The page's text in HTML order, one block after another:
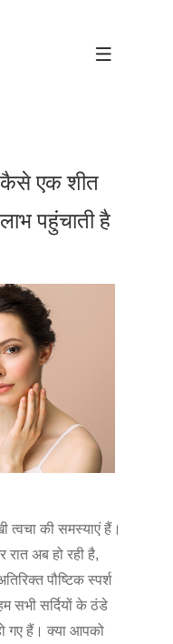
कैसे एक शीत
पहुंचाती है
त्वचा की समस्याएं हैं।
अब हो रही है,
पौष्टिक स्पर्श
सभी सर्दियों के ठंडे
गए हैं। क्या आपको